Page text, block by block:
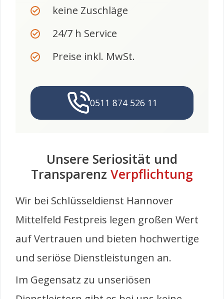
keine Zuschläge
24/7 h Service
Preise inkl. MwSt.
0511 874 526 11
Unsere Seriosität und
Transparenz Verpflichtung
Wir bei Schlüsseldienst Hannover
Mittelfeld Festpreis legen großen Wert
auf Vertrauen und bieten hochwertige
und seriöse Dienstleistungen an.
Im Gegensatz zu unseriösen